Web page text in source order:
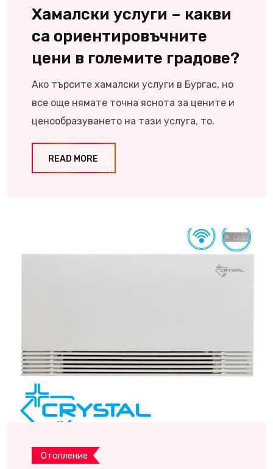
Хамалски услуги – какви
са ориентировъчните
цени в големите градове?
Ако търсите хамалски услуги в Бургас, но
все още нямате точна яснота за цените и
ценообразуването на тази услуга, то.
READ MORE
Отопление